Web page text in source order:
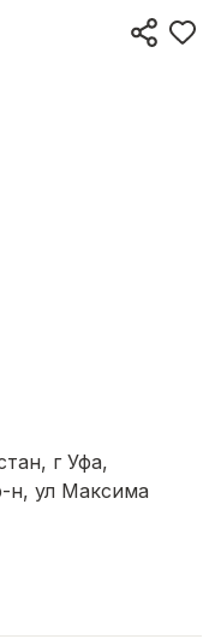
г Уфа,
н, ул Максима